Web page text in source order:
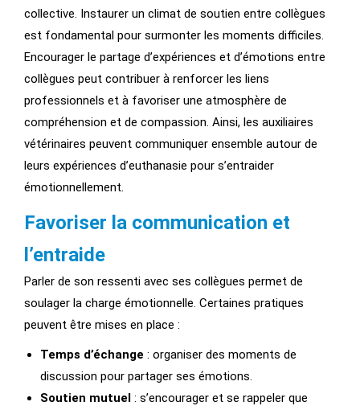
collective. Instaurer un climat de soutien entre collègues
est fondamental pour surmonter les moments difficiles.
Encourager le partage d’expériences et d’émotions entre
collègues peut contribuer à renforcer les liens
professionnels et à favoriser une atmosphère de
compréhension et de compassion. Ainsi, les auxiliaires
vétérinaires peuvent communiquer ensemble autour de
leurs expériences d’euthanasie pour s’entraider
émotionnellement.
Favoriser la communication et
l’entraide
Parler de son ressenti avec ses collègues permet de
soulager la charge émotionnelle. Certaines pratiques
peuvent être mises en place :
Temps d’échange : organiser des moments de
discussion pour partager ses émotions.
Soutien mutuel : s’encourager et se rappeler que